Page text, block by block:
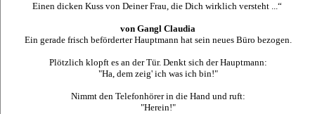
Einen dicken Kuss von Deiner Frau, die Dich wirklich versteht ...“
von Gangl Claudia
Ein gerade frisch beförderter Hauptmann hat sein neues Büro bezogen.
Plötzlich klopft es an der Tür. Denkt sich der Hauptmann:
"Ha, dem zeig' ich was ich bin!"
Nimmt den Telefonhörer in die Hand und ruft:
"Herein!"